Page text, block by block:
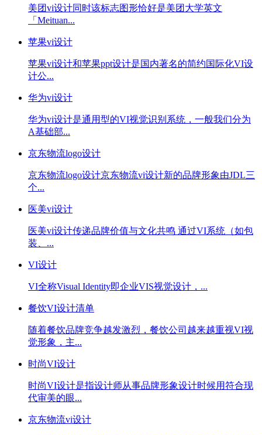
美团vi设计同时该标志图形恰好是美团大学英文
「Meituan...
苹果vi设计
苹果vi设计和苹果ppt设计是国内著名的简约国际化VI设
计公...
华为vi设计
华为vi设计是通用型的VI视觉识别系统，一般我们分为
A基础部...
京东物流logo设计
京东物流logo设计京东物流vi设计新的品牌形象由JDL三
个...
医美vi设计
医美vi设计传递品牌价值与文化共鸣 通过VI系统（如包
装、...
VI设计
VI全称Visual Identity即企业VIS视觉设计，...
餐饮VI设计清单
随着餐饮品牌竞争越发激烈，餐饮公司越来越重视VI视
觉形象，主...
时尚VI设计
时尚VI设计是指设计师从事品牌形象设计时候用符合现
代审美的眼...
京东物流vi设计